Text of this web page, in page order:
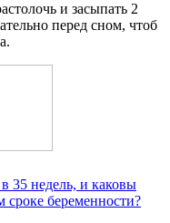
и засыпать 2
перед сном, чтоб
35 недель, и каковы
беременности?